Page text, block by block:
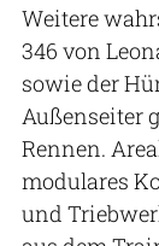
Weitere
346 von
sowie der
Außenseiter
Rennen.
modulares
und